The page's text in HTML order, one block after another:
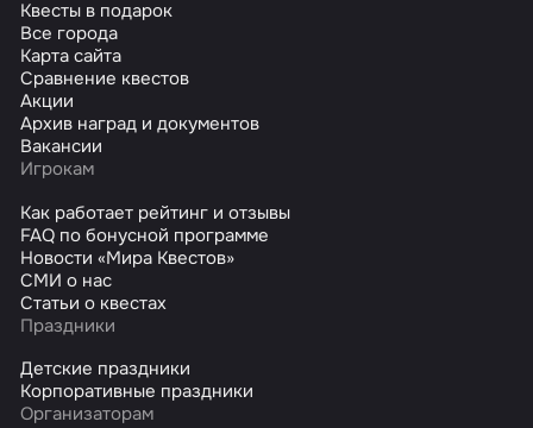
Квесты в подарок
Все города
Карта сайта
Сравнение квестов
Акции
Архив наград и документов
Вакансии
Игрокам
Как работает рейтинг и отзывы
FAQ по бонусной программе
Новости «Мира Квестов»
СМИ о нас
Статьи о квестах
Праздники
Детские праздники
Корпоративные праздники
Организаторам